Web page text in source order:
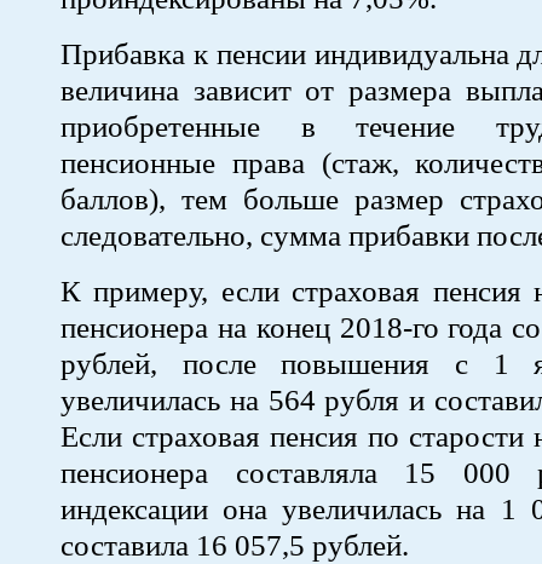
Прибавка к пенсии индивидуальна
величина зависит от размера
приобретенные в течение
пенсионные права (стаж,
баллов), тем больше размер
следовательно, сумма прибавки
К примеру, если страховая пенсия
пенсионера на конец 2018-го года
рублей, после повышения с 1
увеличилась на 564 рубля и
Если страховая пенсия по старости
пенсионера составляла 15 000
индексации она увеличилась на 1
составила 16 057,5 рублей.